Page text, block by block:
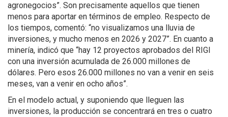
agronegocios”. Son precisamente aquellos que tienen
menos para aportar en términos de empleo. Respecto de
los tiempos, comentó: “no visualizamos una lluvia de
inversiones, y mucho menos en 2026 y 2027”. En cuanto a
minería, indicó que “hay 12 proyectos aprobados del RIGI
con una inversión acumulada de 26.000 millones de
dólares. Pero esos 26.000 millones no van a venir en seis
meses, van a venir en ocho años”.
En el modelo actual, y suponiendo que lleguen las
inversiones, la producción se concentrará en tres o cuatro